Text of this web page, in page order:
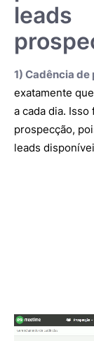
leads
1) Cadência
exatamente
a cada dia.
prospecção,
leads